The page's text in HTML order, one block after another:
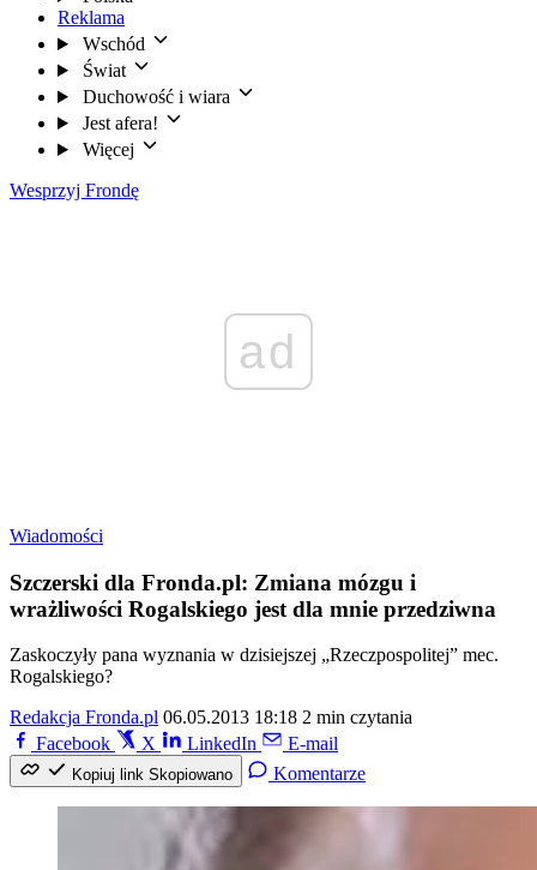
Reklama
Wschód
Świat
Duchowość i wiara
Jest afera!
Więcej
Wesprzyj Frondę
ad
Wiadomości
Szczerski dla Fronda.pl: Zmiana mózgu i
wrażliwości Rogalskiego jest dla mnie przedziwna
Zaskoczyły pana wyznania w dzisiejszej „Rzeczpospolitej” mec.
Rogalskiego?
Redakcja Fronda.pl 06.05.2013 18:18 2 min czytania
Facebook
X LinkedIn E-mail
Kopiuj link Skopiowano Komentarze